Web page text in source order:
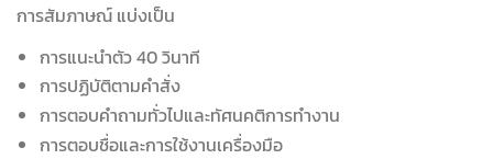
การสัมภาษณ์ แบ่งเป็น
การแนะนำตัว 40 วินาที
การปฏิบัติตามคำสั่ง
การตอบคำถามทั่วไปและทัศนคติการทำงาน
การตอบชื่อและการใช้งานเครื่องมือ